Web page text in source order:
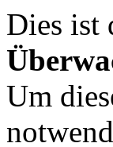
Dies ist
Um